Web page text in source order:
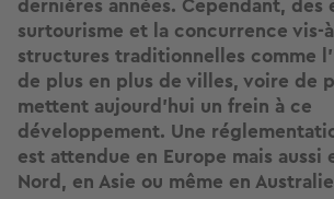
surtourisme et la concurrence vis-
structures traditionnelles comme
de plus en plus de villes, voire de
mettent aujourd'hui un frein à ce
développement. Une
est attendue en Europe mais aussi
Nord, en Asie ou même en